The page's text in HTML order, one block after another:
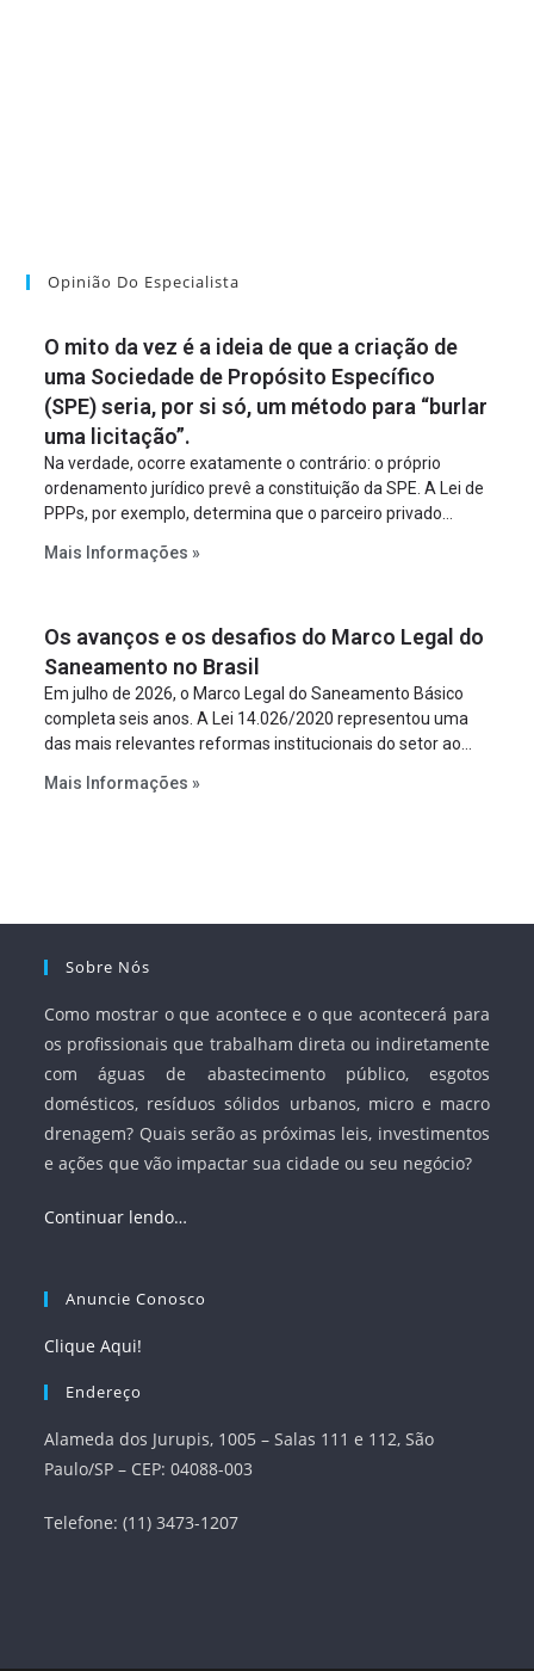
Opinião Do Especialista
O mito da vez é a ideia de que a criação de
uma Sociedade de Propósito Específico
(SPE) seria, por si só, um método para “burlar
uma licitação”.
Na verdade, ocorre exatamente o contrário: o próprio
ordenamento jurídico prevê a constituição da SPE. A Lei de
PPPs, por exemplo, determina que o parceiro privado
empreendimento. Ou seja, a suposta “fraude à licitação” é
projeto a projeto.
Mais Informações »
Os avanços e os desafios do Marco Legal do
Saneamento no Brasil
Em julho de 2026, o Marco Legal do Saneamento Básico
completa seis anos. A Lei 14.026/2020 representou uma
das mais relevantes reformas institucionais do setor ao
serviços, ampliar a participação da iniciativa privada,
Mais Informações »
Sobre Nós
Como mostrar o que acontece e o que acontecerá para
os profissionais que trabalham direta ou indiretamente
com águas de abastecimento público, esgotos
domésticos, resíduos sólidos urbanos, micro e macro
drenagem? Quais serão as próximas leis, investimentos
e ações que vão impactar sua cidade ou seu negócio?
Continuar lendo…
Anuncie Conosco
Clique Aqui!
Endereço
Alameda dos Jurupis, 1005 – Salas 111 e 112, São
Paulo/SP – CEP: 04088-003
Telefone: (11) 3473-1207